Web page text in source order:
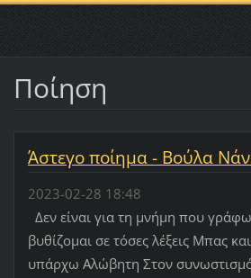
Ποίηση
Άστεγο ποίημα - Βούλα
2023-02-28 18:48
Δεν είναι για τη μνήμη που
βυθίζομαι σε τόσες λέξεις Μπας
υπάρχω Αλώβητη Στον